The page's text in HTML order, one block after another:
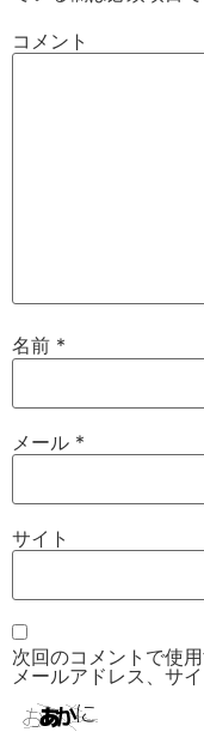
コメント
名前 *
メール *
サイト
次回のコメントで使
メールアドレス、サ